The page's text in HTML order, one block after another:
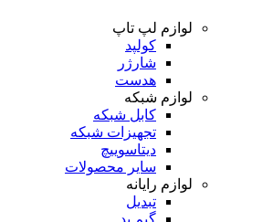
لوازم لپ تاپ
کولپد
شارژر
هدست
لوازم شبکه
کابل شبکه
تجهیزات شبکه
دیتاسوییچ
سایر محصولات
لوازم رایانه
تبدیل
گیم پد